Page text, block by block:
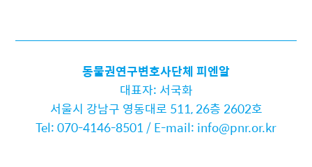
동물권연구변호사단체 피엔알
대표자: 서국화
서울시 강남구 영동대로 511, 26층 2602호
Tel: 070-4146-8501 / E-mail: info@pnr.or.kr